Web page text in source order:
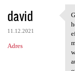
K
o
m
e
david
11.12.2021
Adres